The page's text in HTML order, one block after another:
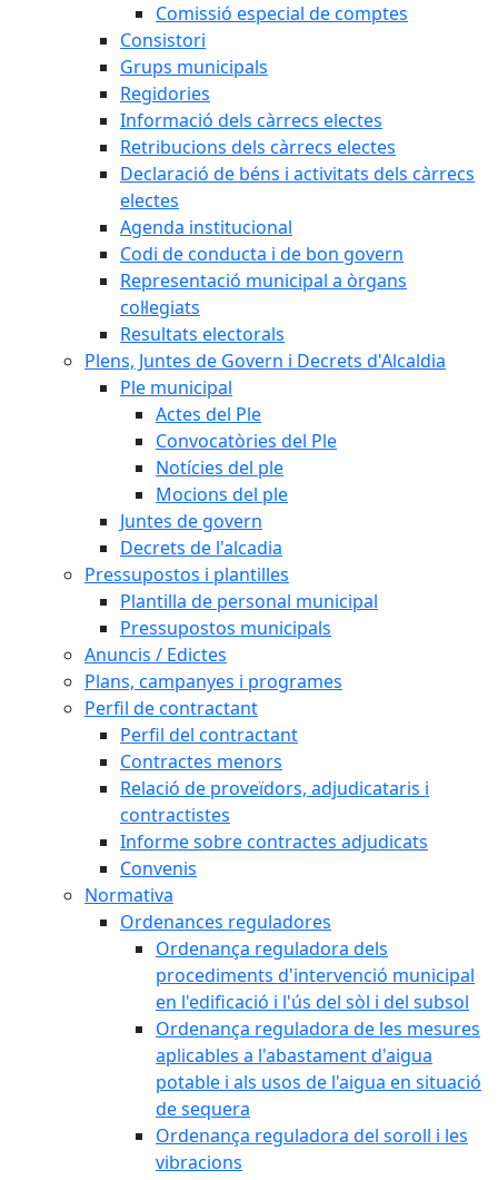
Comissió especial de comptes
Consistori
Grups municipals
Regidories
Informació dels càrrecs electes
Retribucions dels càrrecs electes
Declaració de béns i activitats dels càrrecs
electes
Agenda institucional
Codi de conducta i de bon govern
Representació municipal a òrgans
col·legiats
Resultats electorals
Plens, Juntes de Govern i Decrets d'Alcaldia
Ple municipal
Actes del Ple
Convocatòries del Ple
Notícies del ple
Mocions del ple
Juntes de govern
Decrets de l'alcadia
Pressupostos i plantilles
Plantilla de personal municipal
Pressupostos municipals
Anuncis / Edictes
Plans, campanyes i programes
Perfil de contractant
Perfil del contractant
Contractes menors
Relació de proveïdors, adjudicataris i
contractistes
Informe sobre contractes adjudicats
Convenis
Normativa
Ordenances reguladores
Ordenança reguladora dels
procediments d'intervenció municipal
en l'edificació i l'ús del sòl i del subsol
Ordenança reguladora de les mesures
aplicables a l'abastament d'aigua
potable i als usos de l'aigua en situació
de sequera
Ordenança reguladora del soroll i les
vibracions